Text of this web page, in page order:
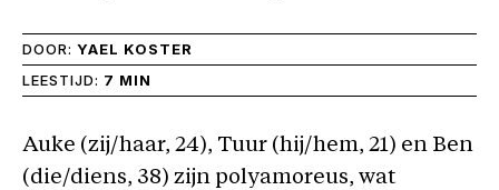
DOOR: YAEL KOSTER
LEESTIJD: 7 MIN
Auke (zij/haar, 24), Tuur (hij/hem, 21) en Ben
(die/diens, 38) zijn polyamoreus, wat